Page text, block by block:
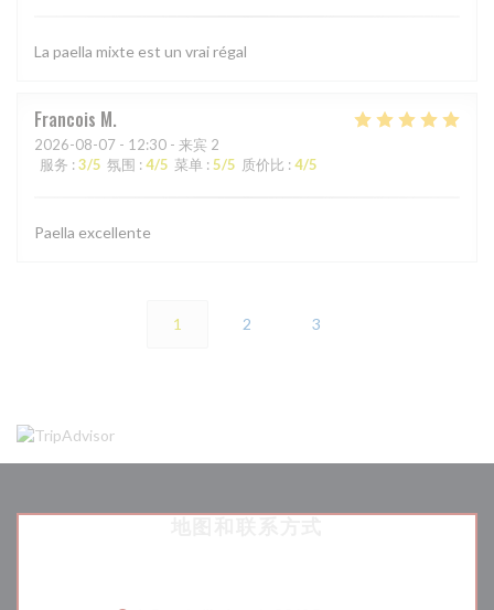
La paella mixte est un vrai régal
Francois M
2026-08-07 - 12:30 - 来宾 2
服务 : 3/5 氛围 : 4/5 菜单 : 5/5 质价比 : 4/5
Paella excellente
1 2 3
地图和联系方式